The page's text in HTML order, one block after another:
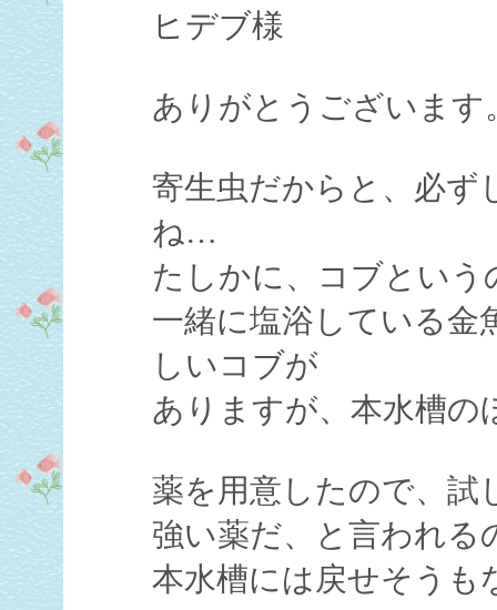
ヒデブ様
ありがとうございます
寄生虫だからと、必ず
ね…
たしかに、コブとい
一緒に塩浴している金
しいコブが
ありますが、本水槽の
薬を用意したので、試
強い薬だ、と言われ
本水槽には戻せそうも